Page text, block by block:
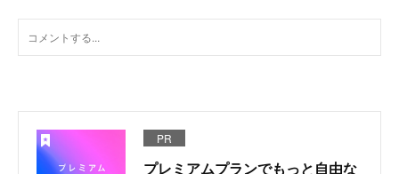
PR
プレミアムプランでもっと自由な